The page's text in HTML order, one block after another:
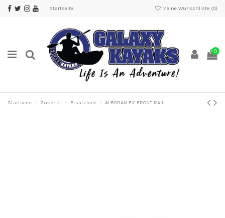
Startseite Meine Wunschliste (0)
0
Startseite Zubehör Ersatzteile ALBORAN FX FRONT RAIL